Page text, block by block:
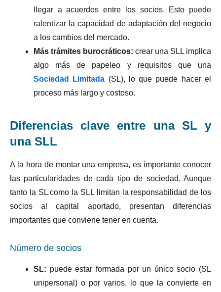
llegar a acuerdos entre los socios. Esto puede
ralentizar la capacidad de adaptación del negocio
a los cambios del mercado.
Más trámites burocráticos: crear una SLL implica
algo más de papeleo y requisitos que una
Sociedad Limitada (SL), lo que puede hacer el
proceso más largo y costoso.
Diferencias clave entre una SL y
una SLL
A la hora de montar una empresa, es importante conocer
las particularidades de cada tipo de sociedad. Aunque
tanto la SL como la SLL limitan la responsabilidad de los
socios al capital aportado, presentan diferencias
importantes que conviene tener en cuenta.
Número de socios
SL: puede estar formada por un único socio (SL
unipersonal) o por varios, lo que la convierte en